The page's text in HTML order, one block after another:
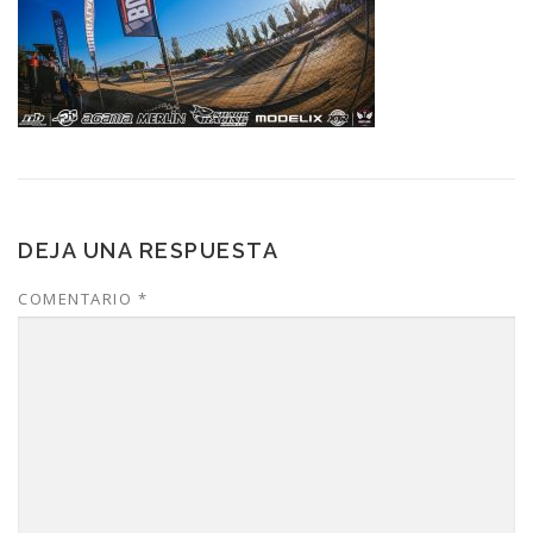
DEJA UNA RESPUESTA
COMENTARIO *